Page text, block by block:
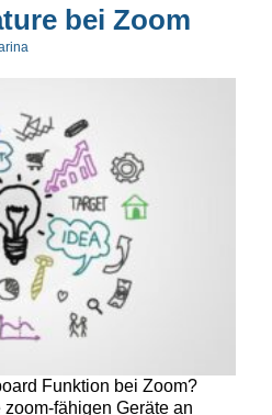
bei Zoom
Funktion bei Zoom?
fähigen Geräte an